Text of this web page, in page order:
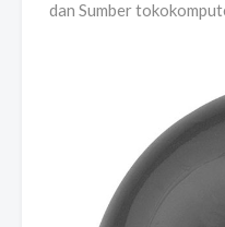
dan Sumber